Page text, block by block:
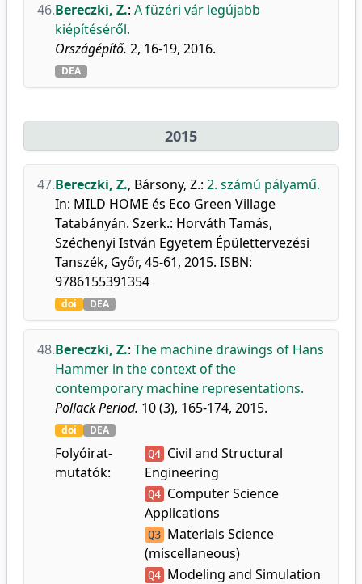
46.Bereczki, Z.: A füzéri vár legújabb
kiépítéséről.
Országépítő. 2, 16-19, 2016.
DEA
2015
47.Bereczki, Z., Bársony, Z.: 2. számú pályamű.
In: MILD HOME és Eco Green Village
Tatabányán. Szerk.: Horváth Tamás,
Széchenyi István Egyetem Épülettervezési
Tanszék, Győr, 45-61, 2015. ISBN:
9786155391354
doi DEA
48.Bereczki, Z.: The machine drawings of Hans
Hammer in the context of the
contemporary machine representations.
Pollack Period. 10 (3), 165-174, 2015.
doi DEA
Folyóirat-
mutatók:
Q4 Civil and Structural
Engineering
Q4 Computer Science
Applications
Q3 Materials Science
(miscellaneous)
Q4 Modeling and Simulation